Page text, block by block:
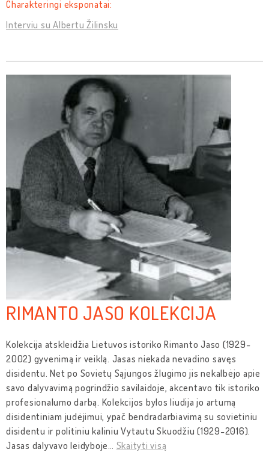
Charakteringi eksponatai:
Interviu su Albertu Žilinsku
RIMANTO JASO KOLEKCIJA
Kolekcija atskleidžia Lietuvos istoriko Rimanto Jaso (1929-
2002) gyvenimą ir veiklą. Jasas niekada nevadino savęs
disidentu. Net po Sovietų Sąjungos žlugimo jis nekalbėjo apie
savo dalyvavimą pogrindžio savilaidoje, akcentavo tik istoriko
profesionalumo darbą. Kolekcijos bylos liudija jo artumą
disidentiniam judėjimui, ypač bendradarbiavimą su sovietiniu
disidentu ir politiniu kaliniu Vytautu Skuodžiu (1929-2016).
Jasas dalyvavo leidyboje… Skaityti visą